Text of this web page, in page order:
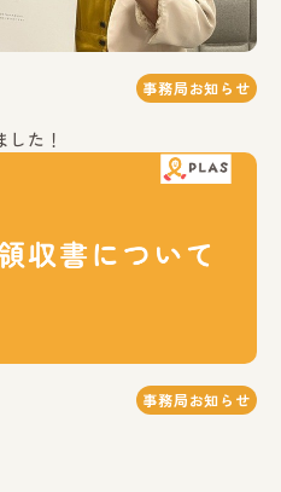
事務局お知らせ
た！
事務局お知らせ